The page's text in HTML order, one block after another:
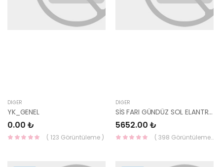
DIĞER
YK_GENEL
0.00 ₺
( 123 Görüntüleme )
DIĞER
SİS FARI GÜNDÜZ SOL ELANTRA 2016- 92207-F2000-HMC
5652.00 ₺
( 398 Görüntüleme )